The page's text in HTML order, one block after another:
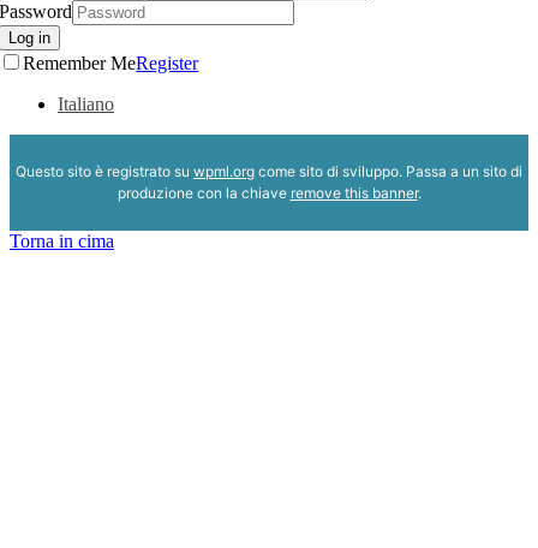
Password
Log in
Remember MeRegister
Italiano
Questo sito è registrato su wpml.org come sito di sviluppo. Passa a un sito di
produzione con la chiave remove this banner.
Torna in cima